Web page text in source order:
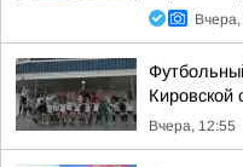
Кировской
Вчера, 12:55